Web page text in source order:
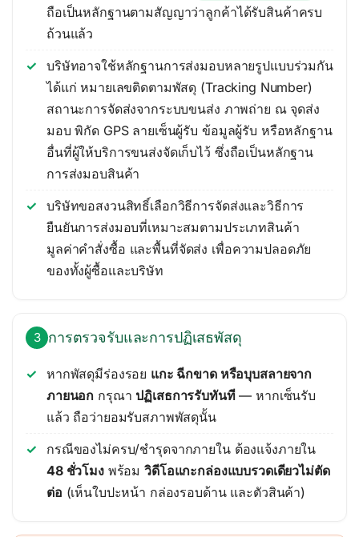
ถือเป็นหลักฐานตามสัญญาว่าลูกค้าได้รับสินค้าครบ
ถ้วนแล้ว
บริษัทอาจใช้หลักฐานการส่งมอบหลายรูปแบบร่วมกัน
ได้แก่ หมายเลขติดตามพัสดุ (Tracking Number)
สถานะการจัดส่งจากระบบขนส่ง ภาพถ่าย ณ จุดส่ง
มอบ พิกัด GPS ลายเซ็นผู้รับ ข้อมูลผู้รับ หรือหลักฐาน
อื่นที่ผู้ให้บริการขนส่งจัดเก็บไว้ ซึ่งถือเป็นหลักฐาน
การส่งมอบสินค้า
บริษัทขอสงวนสิทธิ์เลือกวิธีการจัดส่งและวิธีการ
ยืนยันการส่งมอบที่เหมาะสมตามประเภทสินค้า
มูลค่าคำสั่งซื้อ และพื้นที่จัดส่ง เพื่อความปลอดภัย
ของทั้งผู้ซื้อและบริษัท
3 การตรวจรับและการปฏิเสธพัสดุ
หากพัสดุมีร่องรอย แกะ ฉีกขาด หรือบุบสลายจาก
ภายนอก กรุณา ปฏิเสธการรับทันที— หากเซ็นรับ
แล้ว ถือว่ายอมรับสภาพพัสดุนั้น
กรณีของไม่ครบ/ชำรุดจากภายใน ต้องแจ้งภายใน
48 ชั่วโมงพร้อมวิดีโอแกะกล่องแบบรวดเดียวไม่ตัด
ต่อ (เห็นใบปะหน้า กล่องรอบด้าน และตัวสินค้า)